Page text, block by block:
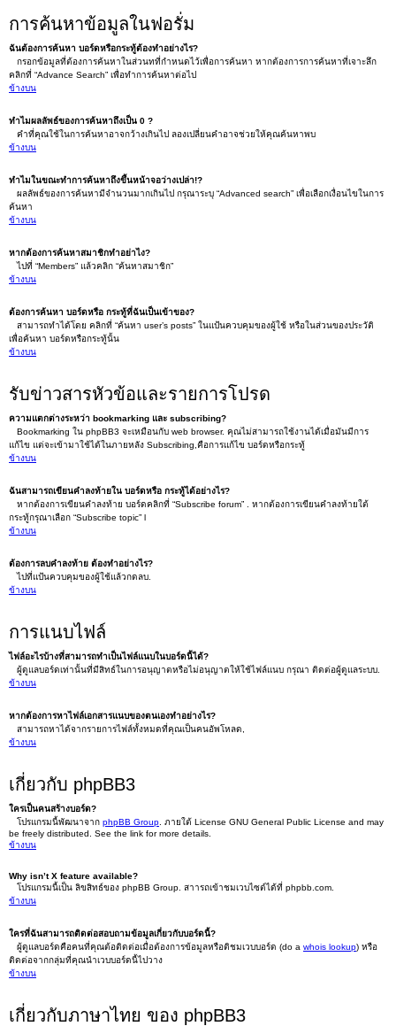
การค้นหาข้อมูลในฟอรั่ม
ฉันต้องการค้นหา บอร์ดหรือกระทู้ต้องทำอย่างไร?
กรอกข้อมูลที่ต้องการค้นหาในส่วนทที่กำหนดไว้เพื่อการค้นหา หากต้องการการค้นหาที่เจาะลึก
คลิกที่ “Advance Search” เพื่อทำการค้นหาต่อไป
ข้างบน
ทำไมผลลัพธ์ของการค้นหาถึงเป็น 0 ?
คำที่คุณใช้ในการค้นหาอาจกว้างเกินไป ลองเปลี่ยนคำอาจช่วยให้คุณค้นหาพบ
ข้างบน
ทำไมในขณะทำการค้นหาถึงขึ้นหน้าจอว่างเปล่า!?
ผลลัพธ์ของการค้นหามีจำนวนมากเกินไป กรุณาระบุ “Advanced search” เพื่อเลือกเงื่อนไขในการ
ค้นหา
ข้างบน
หากต้องการค้นหาสมาชิกทำอย่าไง?
ไปที่ “Members” แล้วคลิก “ค้นหาสมาชิก”
ข้างบน
ต้องการค้นหา บอร์ดหรือ กระทู้ที่ฉันเป็นเข้าของ?
สามารถทำได้โดย คลิกที่ “ค้นหา user’s posts” ในแป้นควบคุมของผู้ใช้ หรือในส่วนของประวัติ
เพื่อค้นหา บอร์ดหรือกระทู้นั้น
ข้างบน
รับข่าวสารหัวข้อและรายการโปรด
ความแตกต่างระหว่า bookmarking และ subscribing?
Bookmarking ใน phpBB3 จะเหมือนกับ web browser. คุณไม่สามารถใช้งานได้เมื่อมันมีการ
แก้ไข แต่จะเข้ามาใช้ได้ในภายหลัง Subscribing,คือการแก้ไข บอร์ดหรือกระทู้
ข้างบน
ฉันสามารถเขียนคำลงท้ายใน บอร์ดหรือ กระทู้ได้อย่างไร?
หากต้องการเขียนคำลงท้าย บอร์ดคลิกที่ “Subscribe forum” . หากต้องการเขียนคำลงท้ายใต้
กระทู้กรุณาเลือก “Subscribe topic” l
ข้างบน
ต้องการลบคำลงท้าย ต้องทำอย่างไร?
ไปที่แป้นควบคุมของผู้ใช้แล้วกดลบ.
ข้างบน
การแนบไฟล์
ไฟล์อะไรบ้างที่สามารถทำเป็นไฟล์แนบในบอร์ดนี้ได้?
ผู้ดูแลบอร์ดเท่านั้นที่มีสิทธ์ในการอนุญาตหรือไม่อนุญาตให้ใช้ไฟล์แนบ กรุณา ติดต่อผู้ดูแลระบบ.
ข้างบน
หากต้องการหาไฟล์เอกสารแนบของตนเองทำอย่างไร?
สามารถหาได้จากรายการไฟล์ทั้งหมดที่คุณเป็นคนอัพโหลด,
ข้างบน
เกี่ยวกับ phpBB3
ใครเป็นคนสร้างบอร์ด?
โปรแกรมนี้พัฒนาจาก phpBB Group . ภายใต้ License GNU General Public License and may
be freely distributed. See the link for more details.
ข้างบน
Why isn’t X feature available?
โปรแกรมนี้เป็น ลิขสิทธ์ของ phpBB Group. สาารถเข้าชมเวบไซต์ได้ที่ phpbb.com.
ข้างบน
ใครที่ฉันสามารถติดต่อสอบถามข้อมูลเกี่ยวกับบอร์ดนี้?
ผู้ดูแลบอร์ดคือคนที่คุณต้อติดต่อเมื่อต้องการข้อมูลหรือติชมเวบบอร์ด (do a whois lookup) หรือ
ติดต่อจากกลุ่มที่คุณนำเวบบอร์ดนี้ไปวาง
ข้างบน
เกี่ยวกับภาษาไทย ของ phpBB3